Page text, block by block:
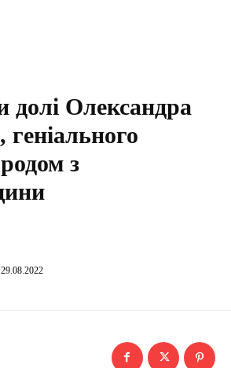
долі Олександра
з
29.08.2022